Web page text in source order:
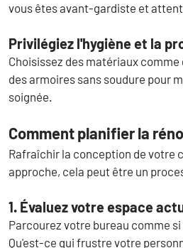
vous êtes avant-gardiste et
Privilégiez l'hygiène et la
Choisissez des matériaux
des armoires sans soudure pour
soignée.
Comment planifier la
Rafraîchir la conception de votre
approche, cela peut être un
1. Évaluez votre espace
Parcourez votre bureau comme
Qu'est-ce qui frustre votre